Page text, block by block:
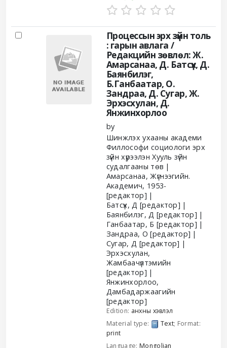
Процессын эрх зүйн толь
: гарын авлага /
Редакцийн зөвлөл: Ж.
Амарсанаа, Д. Батсүх, Д.
Баянбилэг,
Б.Ганбаатар, О.
Зандраа, Д. Сугар, Ж.
Эрхэсхулан, Д.
Янжинхорлоо
by
Шинжлэх ухааны академи
Филлософи социологи эрх
зүйн хүрээлэн Хууль зүйн
судалгааны төв
Амарсанаа, Жүгнээгийн.
Академич, 1953-
[редактор]
Батсүх, Д [редактор]
Баянбилэг, Д [редактор]
Ганбаатар, Б [редактор]
Зандраа, О [редактор]
Сугар, Д [редактор]
Эрхэсхулан,
Жамбаачүлтэмийн
[редактор]
Янжинхорлоо,
Дамбадаржаагийн
[редактор]
Edition: анхны хэвлэл
Material type:
Text; Format:
print
Language: Mongolian